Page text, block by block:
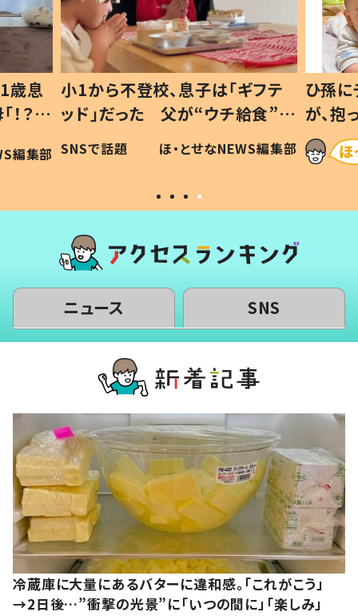
歳息
？」
編集部
小1から不登校、息子は「ギフテ
ッド」だった 父が“ウチ給食”を
作り続ける理由とは #令和の親
#令和の子
SNSで話題 ほ・とせなNEWS編集部
ひ孫
が、
「涙が
い」
ニュース SNS
冷蔵庫に大量にあるバターに違和感。「これがこう」
→2日後…”衝撃の光景”に「いつの間に」「楽しみ」